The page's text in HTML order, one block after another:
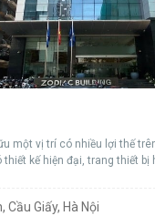
một vị trí có nhiều lợi thế
kế hiện đại, trang thiết bị
Cầu Giấy, Hà Nội